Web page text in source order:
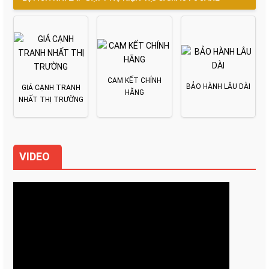
GIÁ CẠNH TRANH
NHẤT THỊ TRƯỜNG
CAM KẾT CHÍNH
HÃNG
BẢO HÀNH LÂU DÀI
VIDEO